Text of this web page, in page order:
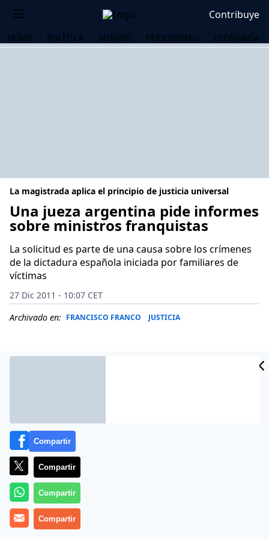
Contribuye
HOME POLÍTICA MUNDO PERIODISMO ECONOMÍA
La magistrada aplica el principio de justicia universal
Una jueza argentina pide informes
sobre ministros franquistas
La solicitud es parte de una causa sobre los crímenes
de la dictadura española iniciada por familiares de
víctimas
27 Dic 2011 - 10:07 CET
Archivado en: FRANCISCO FRANCO JUSTICIA
Una juez federal argentina ha pedido a España que
aporte información sobre ministros y responsables de
Compartir
Compartir
Compartir
Compartir